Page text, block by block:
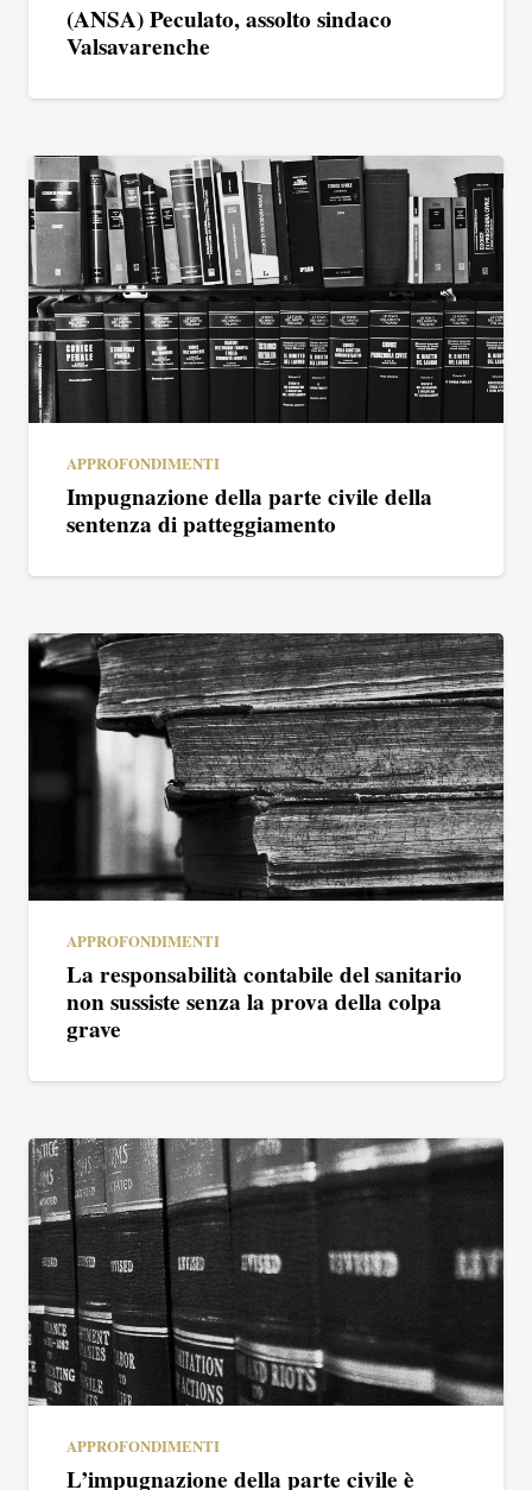
(ANSA) Peculato, assolto sindaco
Valsavarenche
APPROFONDIMENTI
Impugnazione della parte civile della
sentenza di patteggiamento
APPROFONDIMENTI
La responsabilità contabile del sanitario
non sussiste senza la prova della colpa
grave
APPROFONDIMENTI
L’impugnazione della parte civile è